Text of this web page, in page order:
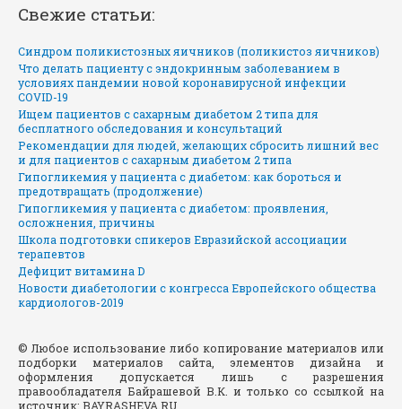
Свежие статьи:
Синдром поликистозных яичников (поликистоз яичников)
Что делать пациенту с эндокринным заболеванием в
условиях пандемии новой коронавирусной инфекции
COVID-19
Ищем пациентов с сахарным диабетом 2 типа для
бесплатного обследования и консультаций
Рекомендации для людей, желающих сбросить лишний вес
и для пациентов с сахарным диабетом 2 типа
Гипогликемия у пациента с диабетом: как бороться и
предотвращать (продолжение)
Гипогликемия у пациента с диабетом: проявления,
осложнения, причины
Школа подготовки спикеров Евразийской ассоциации
терапевтов
Дефицит витамина D
Новости диабетологии с конгресса Европейского общества
кардиологов-2019
© Любое использование либо копирование материалов или
подборки материалов сайта, элементов дизайна и
оформления допускается лишь с разрешения
правообладателя Байрашевой В.К. и только со ссылкой на
источник: BAYRASHEVA.RU